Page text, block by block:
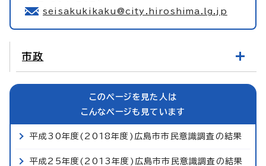
seisakukikaku@city.hiroshima.lg.jp
市政
このページを見た人は
こんなページも見ています
平成30年度(2018年度)広島市市民意識調査の結果
平成25年度(2013年度)広島市市民意識調査の結果